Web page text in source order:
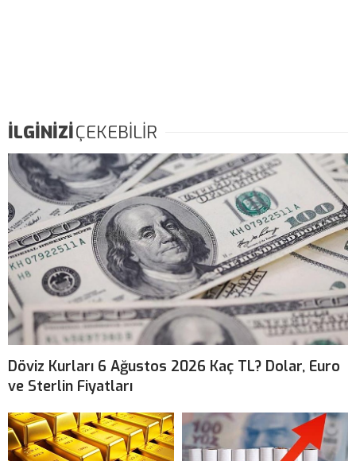
İLGİNİZİÇEKEBİLİR
Döviz Kurları 6 Ağustos 2026 Kaç TL? Dolar, Euro
ve Sterlin Fiyatları